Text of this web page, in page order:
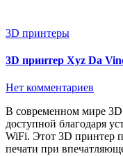
3D принтеры
3D принтер Xyz Da
Нет комментариев
В современном мире 3D печать становится все более
доступной благодаря
WiFi. Этот 3D принтер
печати при